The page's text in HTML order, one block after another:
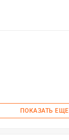
ПОКАЗАТЬ ЕЩЕ